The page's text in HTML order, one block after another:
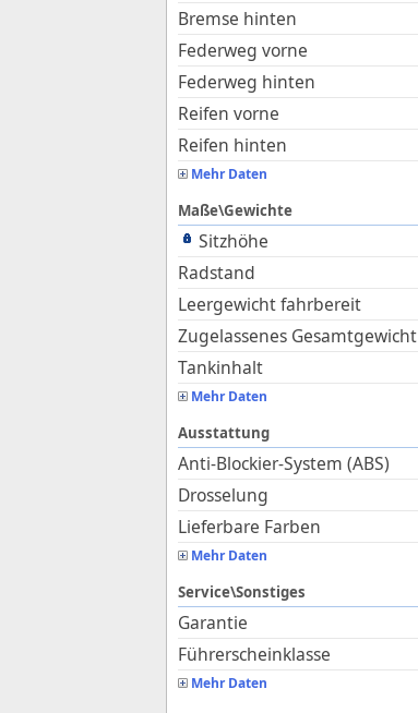
Bremse hinten
Federweg vorne
Federweg hinten
Reifen vorne
Reifen hinten
Mehr Daten
Maße\Gewichte
Sitzhöhe
Radstand
Leergewicht fahrbereit
Zugelassenes Gesamtgewicht
Tankinhalt
Mehr Daten
Ausstattung
Anti-Blockier-System (ABS)
Drosselung
Lieferbare Farben
Mehr Daten
Service\Sonstiges
Garantie
Führerscheinklasse
Mehr Daten